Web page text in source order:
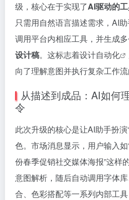
级，核心在于实现了AI驱动的
只需用自然语言描述需求，AI助
调用平台内相应工具，并生成
设计稿。这标志着设计自动化
向了理解意图并执行复杂工作流
从描述到成品：AI如何
令
此次升级的核心是让AI助手扮演
色。市场消息显示，用户输入
份春季促销社交媒体海报”这样
意图解析，随后自动调用字体
合、色彩搭配等一系列内部工